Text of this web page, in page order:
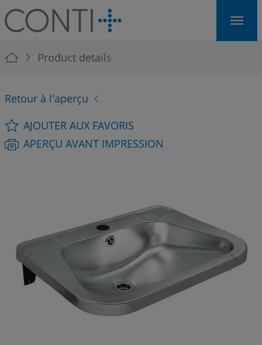
Skip to main navigation
Skip to main content
Skip to page footer
You are here:
Product details
Retour à l'aperçu
AJOUTER AUX FAVORIS
APERÇU AVANT IMPRESSION